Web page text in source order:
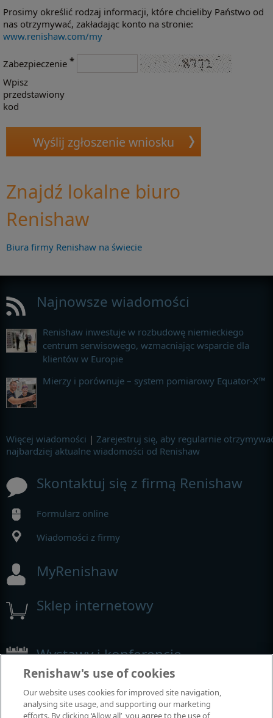
Prosimy określić rodzaj informacji, które chcieliby Państwo od
nas otrzymywać, zakładając konto na stronie:
www.renishaw.com/my
Zabezpieczenie *
Wpisz
przedstawiony
kod
Znajdź lokalne biuro
Renishaw
Biura firmy Renishaw na świecie
Najnowsze wiadomości
Renishaw inwestuje w rozbudowę niemieckiego
centrum serwisowego, wzmacniając wsparcie dla
klientów w Europie
Mierzy i porównuje – system pomiarowy Equator-X™
Więcej wiadomości | Zarejestruj się, aby regularnie
najbardziej aktualne wiadomości od Renishaw
Skontaktuj się z firmą Renishaw
Formularz online
Wiadomości z firmy
MyRenishaw
Sklep internetowy
Wystawy i konferencje
Renishaw's use of cookies
Our website uses cookies for improved site navigation,
analysing site usage, and supporting our marketing
efforts. By clicking ‘Allow all’, you agree to the use of